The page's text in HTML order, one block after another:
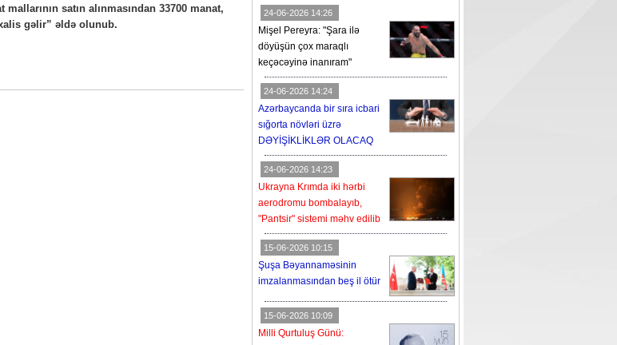
satın alınmasından 33700 manat,
gəlir” əldə olunub.
24-06-2026 14:26
Mişel Pereyra: "Şara ilə
döyüşün çox maraqlı
keçəcəyinə inanıram"
24-06-2026 14:24
Azərbaycanda bir sıra icbari
sığorta növləri üzrə
DƏYİŞİKLİKLƏR OLACAQ
24-06-2026 14:23
Ukrayna Krımda iki hərbi
aerodromu bombalayıb,
"Pantsir" sistemi məhv edilib
15-06-2026 10:15
Şuşa Bəyannaməsinin
imzalanmasından beş il ötür
15-06-2026 10:09
Milli Qurtuluş Günü: